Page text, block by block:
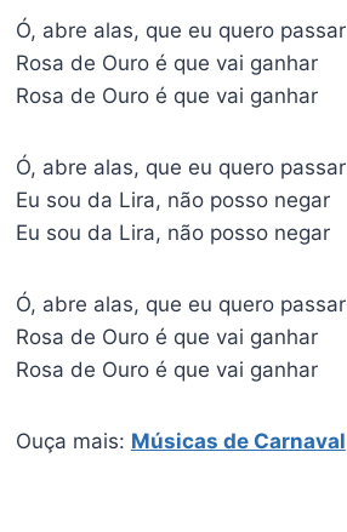
Ó, abre alas, que eu quero passar
Rosa de Ouro é que vai ganhar
Rosa de Ouro é que vai ganhar
Ó, abre alas, que eu quero passar
Eu sou da Lira, não posso negar
Eu sou da Lira, não posso negar
Ó, abre alas, que eu quero passar
Rosa de Ouro é que vai ganhar
Rosa de Ouro é que vai ganhar
Ouça mais: Músicas de Carnaval